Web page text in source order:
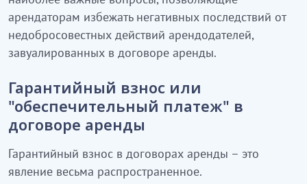
арендаторам избежать негативных последствий от
недобросовестных действий арендодателей,
завуалированных в договоре аренды.
Гарантийный взнос или
"обеспечительный платеж" в
договоре аренды
Гарантийный взнос в договорах аренды – это
явление весьма распространенное.